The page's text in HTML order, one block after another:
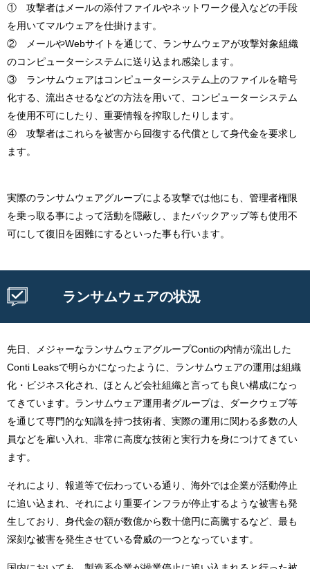
① 攻撃者はメールの添付ファイルやネットワーク侵入などの手段
を用いてマルウェアを仕掛けます。
② メールやWebサイトを通じて、ランサムウェアが攻撃対象組織
のコンピューターシステムに送り込まれ感染します。
③ ランサムウェアはコンピューターシステム上のファイルを暗号
化する、流出させるなどの方法を用いて、コンピューターシステム
を使用不可にしたり、重要情報を搾取したりします。
④ 攻撃者はこれらを被害から回復する代償として身代金を要求し
ます。
実際のランサムウェアグループによる攻撃では他にも、管理者権限
を乗っ取る事によって活動を隠蔽し、またバックアップ等も使用不
可にして復旧を困難にするといった事も行います。
ランサムウェアの状況
先日、メジャーなランサムウェアグループContiの内情が流出した
Conti Leaksで明らかになったように、ランサムウェアの運用は組織
化・ビジネス化され、ほとんど会社組織と言っても良い構成になっ
てきています。ランサムウェア運用者グループは、ダークウェブ等
を通じて専門的な知識を持つ技術者、実際の運用に関わる多数の人
員などを雇い入れ、非常に高度な技術と実行力を身につけてきてい
ます。
それにより、報道等で伝わっている通り、海外では企業が活動停止
に追い込まれ、それにより重要インフラが停止するような被害も発
生しており、身代金の額が数億から数十億円に高騰するなど、最も
深刻な被害を発生させている脅威の一つとなっています。